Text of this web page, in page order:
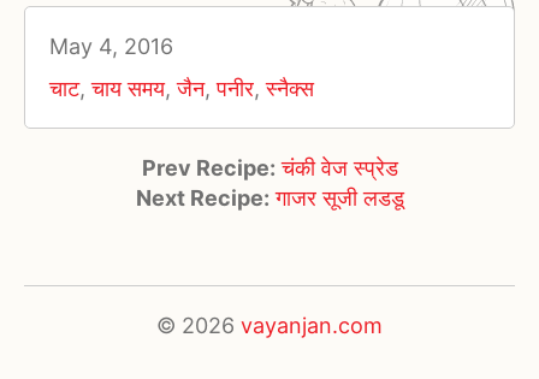
May 4, 2016
चाट,चाय समय,जैन,पनीर,स्नैक्स
Prev Recipe: चंकी वेज स्प्रेड
Next Recipe: गाजर सूजी लडडू
© 2026 vayanjan.com